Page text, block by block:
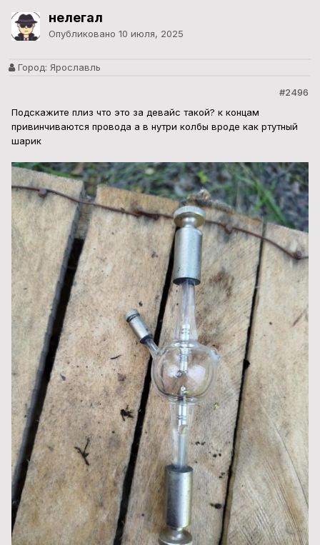
нелегал
Опубликовано 10 июля, 2025
Город: Ярославль
#2496
Подскажите плиз что это за девайс такой? к концам
привинчиваются провода а в нутри колбы вроде как ртутный
шарик